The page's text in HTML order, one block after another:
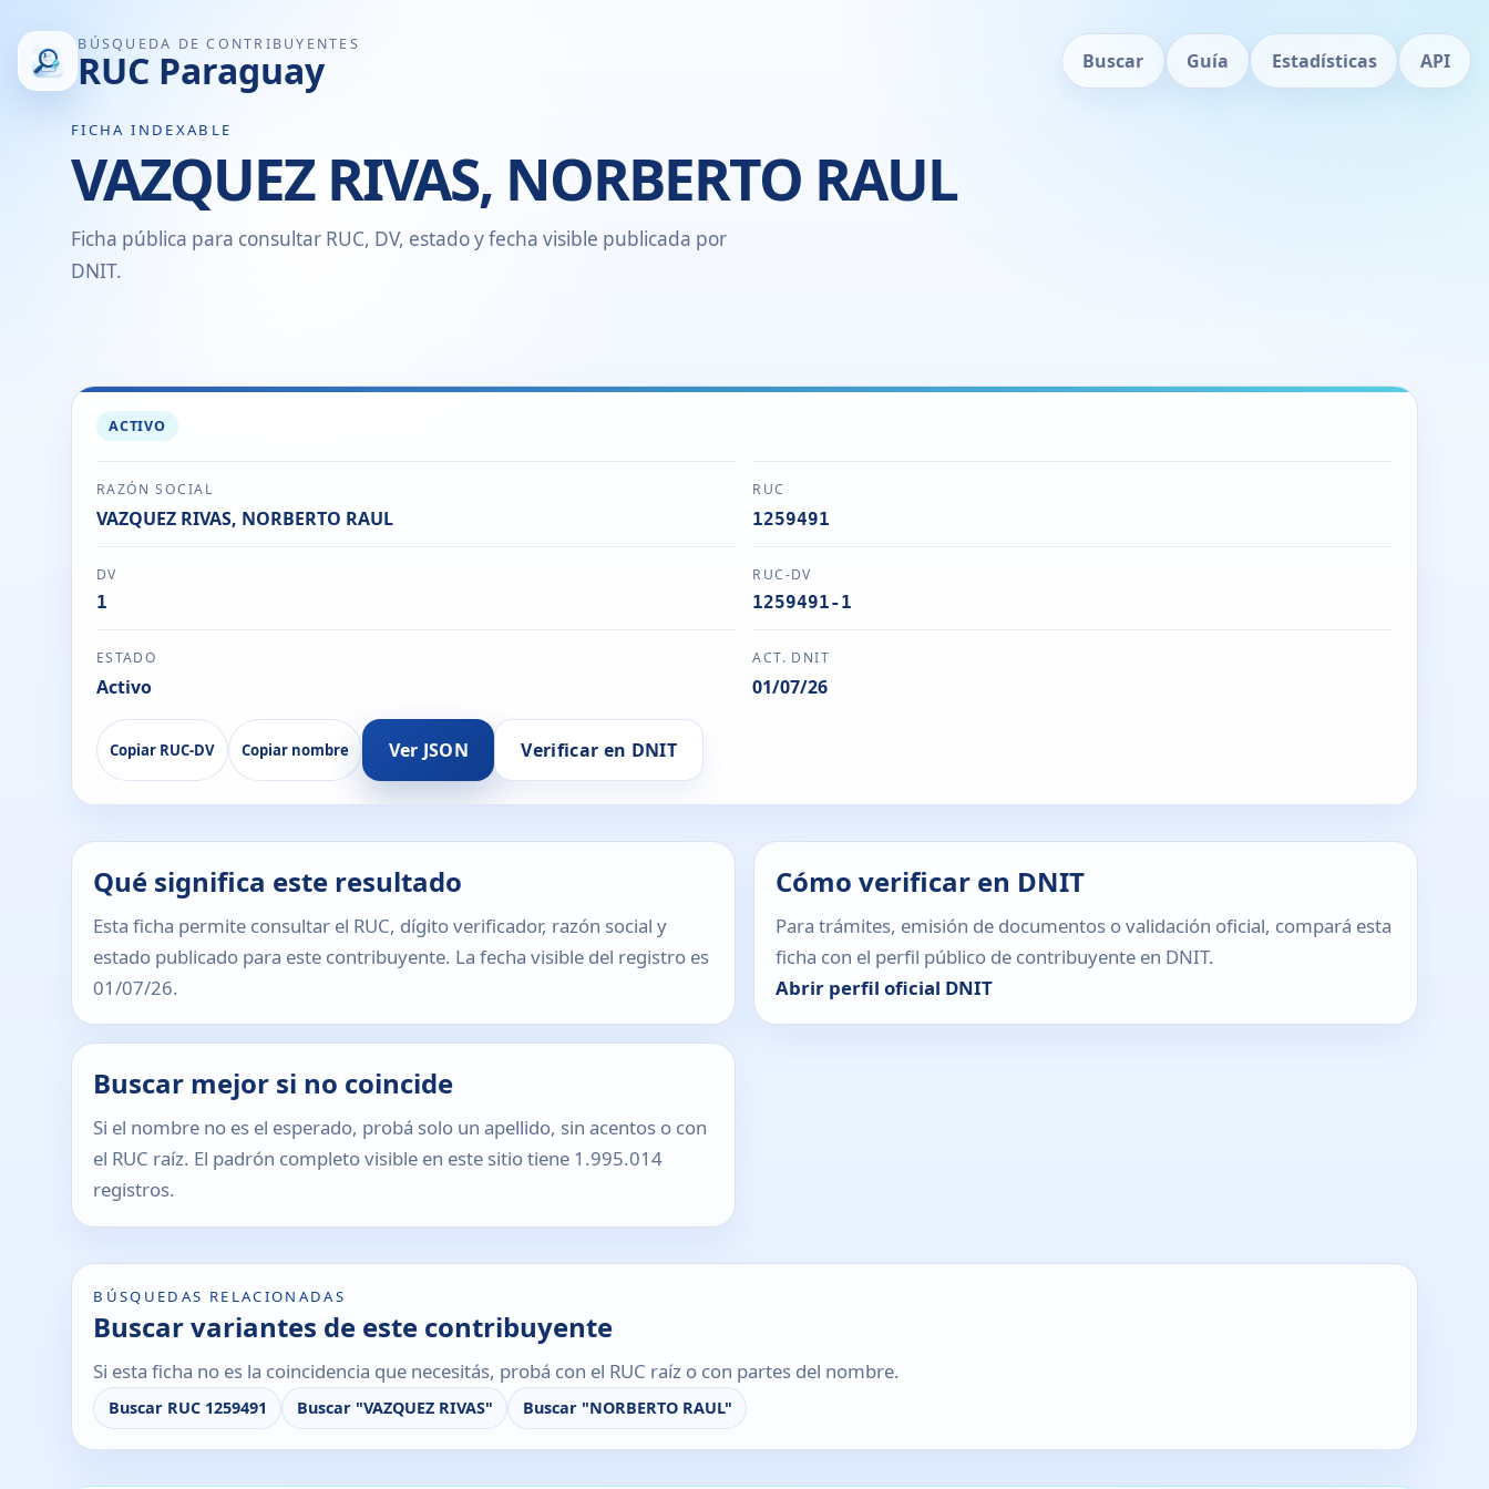
BÚSQUEDA DE CONTRIBUYENTES
RUC Paraguay Buscar Guía Estadísticas API
FICHA INDEXABLE
VAZQUEZ RIVAS, NORBERTO RAUL
Ficha pública para consultar RUC, DV, estado y fecha visible publicada por
DNIT.
ACTIVO
RAZÓN SOCIAL
VAZQUEZ RIVAS, NORBERTO RAUL
RUC
1259491
DV
1
RUC-DV
1259491-1
ESTADO
Activo
ACT. DNIT
01/07/26
Copiar RUC-DV Copiar nombre Ver JSON Verificar en DNIT
Qué significa este resultado
Esta ficha permite consultar el RUC, dígito verificador, razón social y
estado publicado para este contribuyente. La fecha visible del registro es
01/07/26.
Cómo verificar en DNIT
Para trámites, emisión de documentos o validación oficial, compará esta
ficha con el perfil público de contribuyente en DNIT.
Abrir perfil oficial DNIT
Buscar mejor si no coincide
Si el nombre no es el esperado, probá solo un apellido, sin acentos o con
el RUC raíz. El padrón completo visible en este sitio tiene 1.995.014
registros.
BÚSQUEDAS RELACIONADAS
Buscar variantes de este contribuyente
Si esta ficha no es la coincidencia que necesitás, probá con el RUC raíz o con partes del nombre.
Buscar RUC 1259491 Buscar "VAZQUEZ RIVAS" Buscar "NORBERTO RAUL"